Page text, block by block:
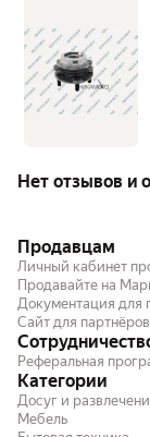
Нет отзывов и
Продавцам
Личный кабинет
Продавайте на
Документация для
Сайт для партнёров
Реферальная
Категории
Досуг и
Мебель